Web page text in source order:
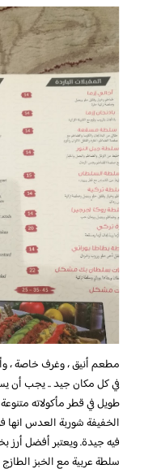
مطعم أنيق ، وغرف خاصة ،
في كل مكان جيد .. يجب أن
طويل في قطر مأكولاته
الخفيفة شوربة العدس انها
فيه جيدة. ويعتبر أفضل
سلطة عربية مع الخبز